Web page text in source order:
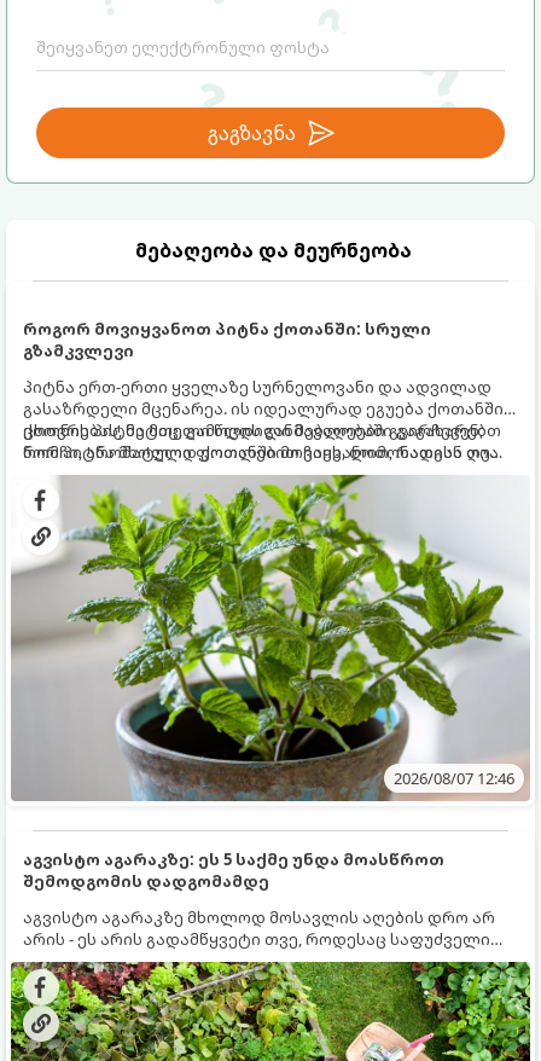
გაგზავნა
მებაღეობა და მეურნეობა
როგორ მოვიყვანოთ პიტნა ქოთანში: სრული
გზამკვლევი
პიტნა ერთ-ერთი ყველაზე სურნელოვანი და ადვილად
გასაზრდელი მცენარეა. ის იდეალურად ეგუება ქოთანში
ცხოვრებას, მეტიც, გამოცდილი მებაღეები გვირჩევენ,
რომ პიტნა მხოლოდ ქოთანში მოვიყვანოთ, რადგან ღია
გრუნტში (ბაღში) დარგვისას ის ფესვებით ძალიან
სწრაფად ვრცელდება და სხვა მცენარეებს ავიწროებს.
ქოთნის პიტნა მთელი წლის განმავლობაში გაგახარებთ
ნორჩი, არომატული ფოთლებით ჩაის, ლიმონათისა თუ
კერძებისთვის.
2026/08/07 12:46
აგვისტო აგარაკზე: ეს 5 საქმე უნდა მოასწროთ
შემოდგომის დადგომამდე
აგვისტო აგარაკზე მხოლოდ მოსავლის აღების დრო არ
არის - ეს არის გადამწყვეტი თვე, როდესაც საფუძველი
ეყრება მომავალი წლის მოსავალს და ბაღი მზადდება
შემოდგომა-ზამთრის სეზონისთვის. იმისათვის, რომ
ნიადაგმა ენერგია აღიდგინოს, ხოლო მცენარეებმა
ზამთარს გაუძლონ, აგვისტოს ბოლომდე 5
მნიშვნელოვანი საქმის გაკეთება უნდა მოასწროთ: